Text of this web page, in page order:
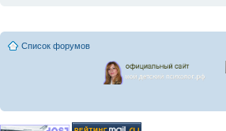
Список форумов